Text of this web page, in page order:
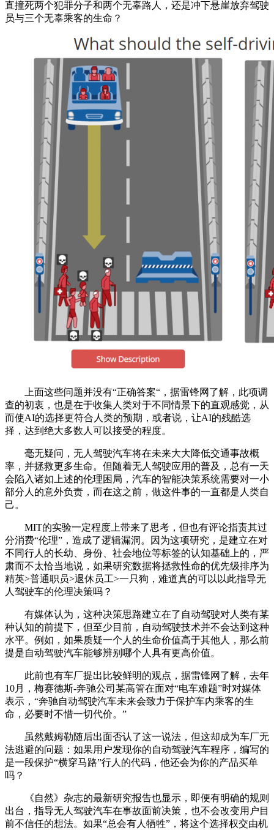
直撞死两个犯罪分子和两个无辜路人，还是冲下悬崖放弃驾驶
员与三个无辜乘客的生命？
上面这些问题并没有“正确答案“，据雷锋网了解，此项调
查的初衷，也是在于收集人类对于不同情景下的直观感觉，从
而使AI的选择更符合人类的预期，或者说，让AI的残酷选
择，达到绝大多数人可以接受的程度。
毫无疑问，无人驾驶汽车将在未来大大降低交通事故概
率，并拯救更多生命。但随着无人驾驶应用的普及，总有一天
会陷入诸如上述的伦理困局，汽车的智能决策系统需要对一小
部分人的意外负责，而在这之前，做这件事的一直都是人类自
己。
MIT的实验一定程度上带来了思考，但也有评论指责其过
分消费“伦理”，造成了逻辑漏洞。因为这项研究，是建立在对
不同行人的长幼、身份、社会地位等标签的认知基础上的，严
肃而不太恰当地说，如果研究数据将拯救性命的优先级排序为
精英>普通职员>退休员工>一只狗，难道真的可以以此指导无
人驾驶车的伦理决策吗？
有媒体认为，这种决策思路建立在了自动驾驶对人类有某
种认知的前提下，但至少目前，自动驾驶技术并不会达到这种
水平。例如，如果质疑一个人的生命价值高于其他人，那么前
提是自动驾驶汽车能够辨别哪个人具有更高价值。
此前也有车厂提出比较鲜明的观点，据雷锋网了解，去年
10月，梅赛德斯-奔驰公司某高管在面对“电车难题”时对媒体
表示，“奔驰自动驾驶汽车未来会致力于保护车内乘客的生
命，必要时不惜一切代价。”
虽然戴姆勒随后出面否认了这一说法，但这却成为车厂无
法逃避的问题：如果用户发现你的自动驾驶汽车程序，编写的
是一段保护“横穿马路”行人的代码，他还会为你的产品买单
吗？
《自然》杂志的最新研究报告也显示，即便有明确的规则
出台，指导无人驾驶汽车在事故面前决策，也不会改变用户目
前不信任的想法。如果“总会有人牺牲”，将这个选择权交由机